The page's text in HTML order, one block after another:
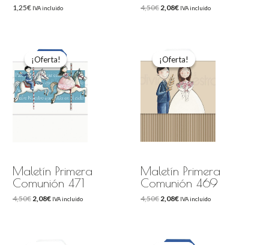
1,25€ IVA incluido 4,50€2,08€ IVA incluido
¡Oferta!
¡Oferta!
Maletín Primera
Comunión 471
4,50€
precio
original
era:
4,50€.
2,08€
precio
actual
es:
2,08€.
IVA incluido
¡Oferta!
¡Oferta!
Maletín Primera
Comunión 469
4,50€
original
era:
4,50€.
2,08€
actual
es:
2,08€.
IVA incluido
precioprecio